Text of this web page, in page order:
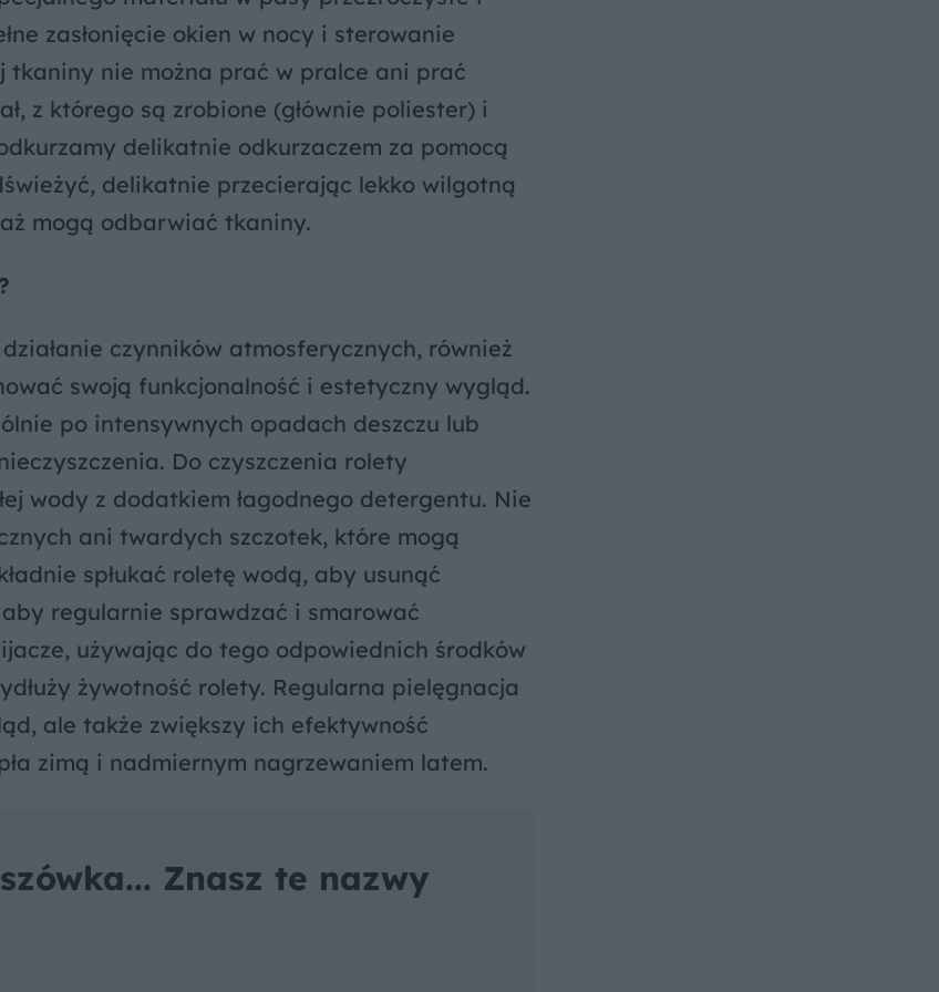
zasłonięcie okien w nocy i sterowanie
tkaniny nie można prać w pralce ani prać
z którego są zrobione (głównie poliester) i
delikatnie odkurzaczem za pomocą
delikatnie przecierając lekko wilgotną
mogą odbarwiać tkaniny.
czynników atmosferycznych, również
swoją funkcjonalność i estetyczny wygląd.
po intensywnych opadach deszczu lub
Do czyszczenia rolety
wody z dodatkiem łagodnego detergentu. Nie
ani twardych szczotek, które mogą
spłukać roletę wodą, aby usunąć
regularnie sprawdzać i smarować
używając do tego odpowiednich środków
żywotność rolety. Regularna pielęgnacja
ale także zwiększy ich efektywność
zimą i nadmiernym nagrzewaniem latem.
Znasz te nazwy